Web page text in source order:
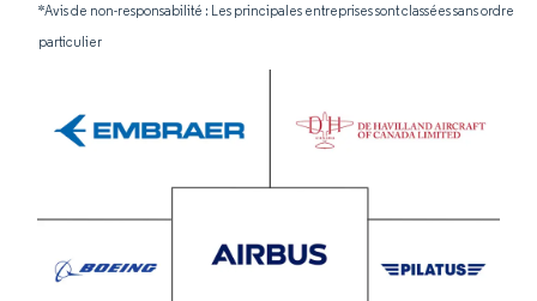
*Avis de non-responsabilité : Les principales entreprises sont classées sans ordre
particulier